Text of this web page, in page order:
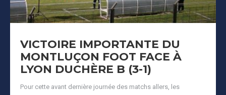
VICTOIRE IMPORTANTE DU
MONTLUÇON FOOT FACE À
LYON DUCHÈRE B (3-1)
Pour cette avant dernière journée des matchs allers, les